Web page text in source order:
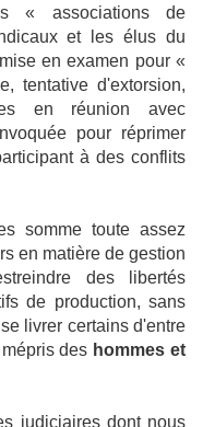
« associations de
et les élus du
en examen pour «
tentative d'extorsion,
en réunion avec
pour réprimer
à des conflits
somme toute assez
en matière de gestion
des libertés
de production, sans
livrer certains d'entre
des hommes et
judiciaires dont nous